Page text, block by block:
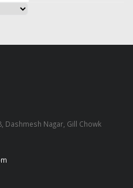
Dashmesh Nagar, Gill Chowk